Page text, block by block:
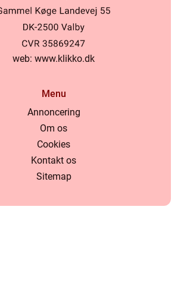
web: www.klikko.dk
Menu
Annoncering
Om os
Cookies
Kontakt os
Sitemap